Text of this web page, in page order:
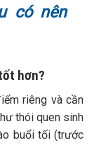
có nên
hơn?
riêng và cần
thói quen sinh
buổi tối (trước